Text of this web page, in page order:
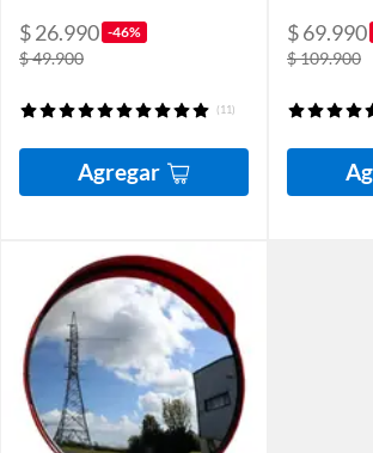
$ 26.990 -46%
$ 49.900
(11)
Agregar
$ 69.990
$ 109.900